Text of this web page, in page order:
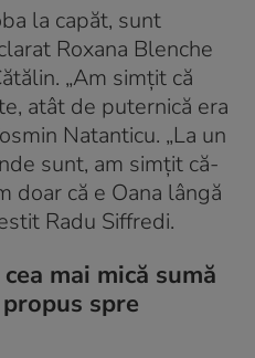
la capăt, sunt
Roxana Blenche
„Am simțit că
atât de puternică era
Natanticu. „La un
sunt, am simțit că-
doar că e Oana lângă
Radu Siffredi.
mai mică sumă
spre